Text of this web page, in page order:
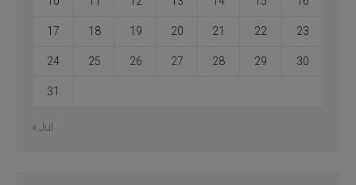
17 18 19 20 21 22 23
24 25 26 27 28 29 30
31
« Jul